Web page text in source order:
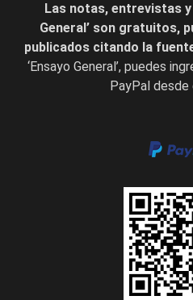
Las notas, entrevistas
General’ son gratuitos,
publicados citando la
‘Ensayo General’, puedes
PayPal